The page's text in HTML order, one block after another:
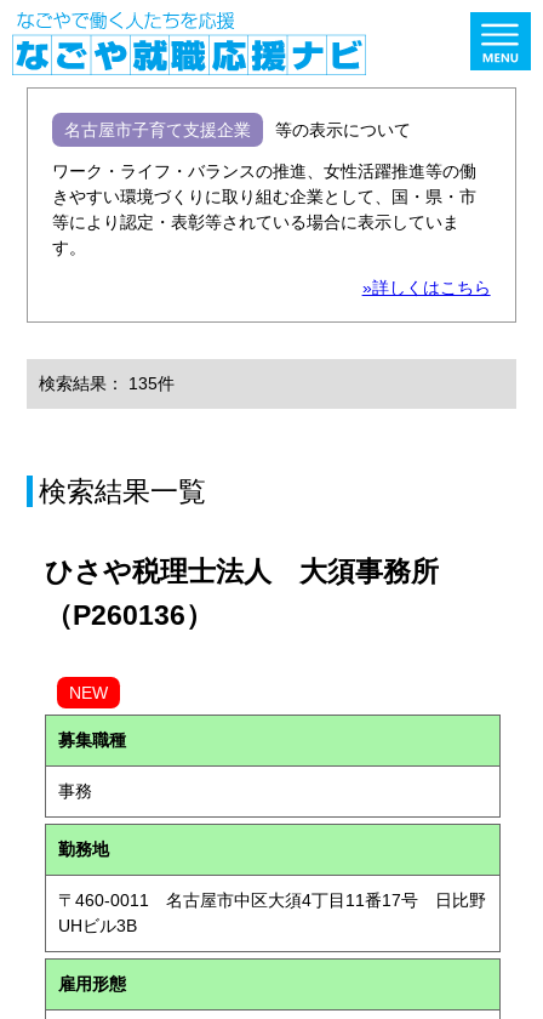
名古屋市子育て支援企業 等の表示について
ワーク・ライフ・バランスの推進、女性活躍推進等の働
きやすい環境づくりに取り組む企業として、国・県・市
等により認定・表彰等されている場合に表示していま
す。
»詳しくはこちら
検索結果： 135件
検索結果一覧
ひさや税理士法人 大須事務所
（P260136）
NEW
募集職種
事務
勤務地
〒460-0011 名古屋市中区大須4丁目11番17号 日比野
UHビル3B
雇用形態